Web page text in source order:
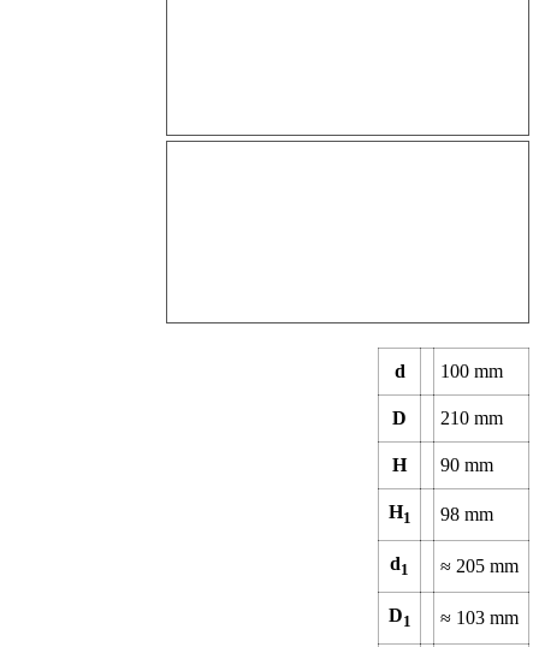
d 100 mm
D 210 mm
H 90 mm
H1 98 mm
d1 ≈ 205 mm
D1 ≈ 103 mm